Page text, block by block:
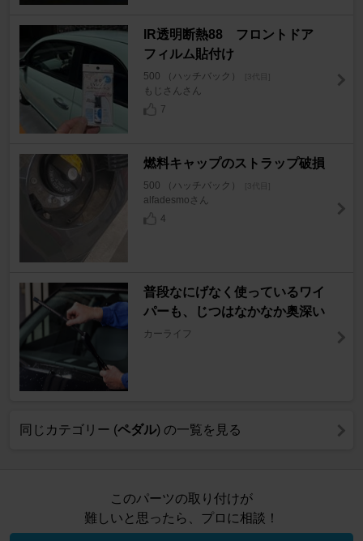
IR透明断熱88 フロントドア
フィルム貼付け
500 （ハッチバック） [3代目]
もじさんさん
7
燃料キャップのストラップ破損
500 （ハッチバック） [3代目]
alfadesmoさん
4
普段なにげなく使っているワイ
パーも、じつはなかなか奥深い
カーライフ
同じカテゴリー (ペダル) の一覧を見る
このパーツの取り付けが
難しいと思ったら、プロに相談！